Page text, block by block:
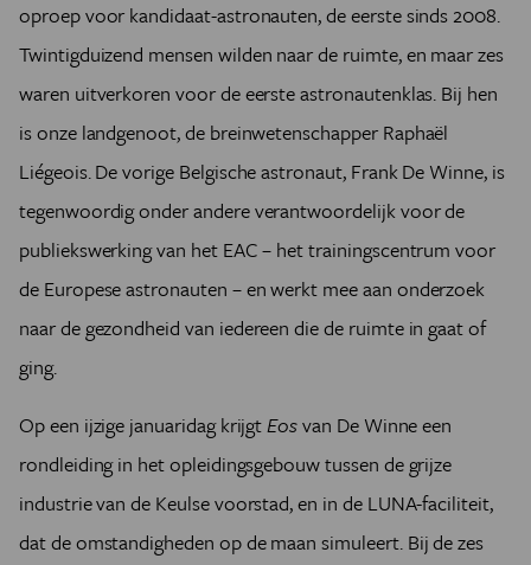
oproep voor kandidaat-astronauten, de eerste sinds 2008.
Twintigduizend mensen wilden naar de ruimte, en maar zes
waren uitverkoren voor de eerste astronautenklas. Bij hen
is onze landgenoot, de breinwetenschapper Raphaël
Liégeois. De vorige Belgische astronaut, Frank De Winne, is
tegenwoordig onder andere verantwoordelijk voor de
publiekswerking van het EAC – het trainingscentrum voor
de Europese astronauten – en werkt mee aan onderzoek
naar de gezondheid van iedereen die de ruimte in gaat of
ging.
Op een ijzige januaridag krijgtEosvan De Winne een
rondleiding in het opleidingsgebouw tussen de grijze
industrie van de Keulse voorstad, en in de LUNA-faciliteit,
dat de omstandigheden op de maan simuleert. Bij de zes